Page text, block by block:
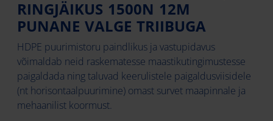
RINGJÄIKUS 1500N 12M
PUNANE VALGE TRIIBUGA
HDPE puurimistoru paindlikus ja vastupidavus
võimaldab neid raskematesse maastikutingimustesse
paigaldada ning taluvad keerulistele paigaldusviisidele
(nt horisontaalpuurimine) omast survet maapinnale ja
mehaanilist koormust.